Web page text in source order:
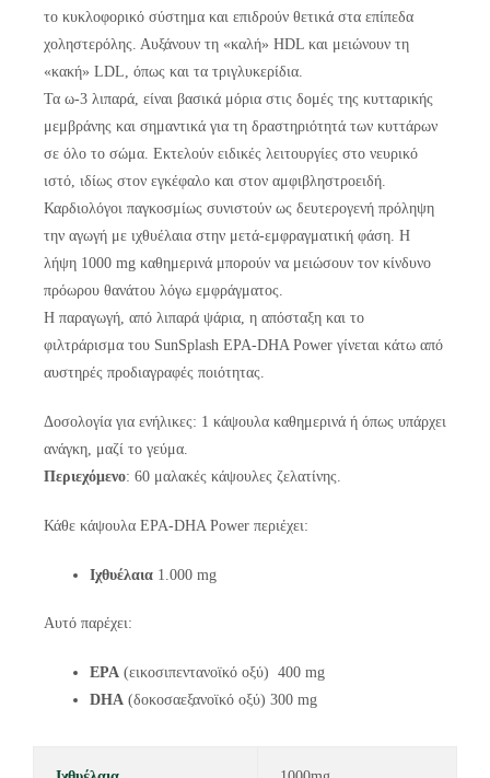
το κυκλοφορικό σύστημα και επιδρούν θετικά στα επίπεδα
χοληστερόλης. Αυξάνουν τη «καλή» HDL και μειώνουν τη
«κακή» LDL, όπως και τα τριγλυκερίδια.
Τα ω-3 λιπαρά, είναι βασικά μόρια στις δομές της κυτταρικής
μεμβράνης και σημαντικά για τη δραστηριότητά των κυττάρων
σε όλο το σώμα. Εκτελούν ειδικές λειτουργίες στο νευρικό
ιστό, ιδίως στον εγκέφαλο και στον αμφιβληστροειδή.
Καρδιολόγοι παγκοσμίως συνιστούν ως δευτερογενή πρόληψη
την αγωγή με ιχθυέλαια στην μετά-εμφραγματική φάση. Η
λήψη 1000 mg καθημερινά μπορούν να μειώσουν τον κίνδυνο
πρόωρου θανάτου λόγω εμφράγματος.
Η παραγωγή, από λιπαρά ψάρια, η απόσταξη και το
φιλτράρισμα του SunSplash EPA-DHA Power γίνεται κάτω από
αυστηρές προδιαγραφές ποιότητας.
Δοσολογία για ενήλικες: 1 κάψουλα καθημερινά ή όπως υπάρχει
ανάγκη, μαζί το γεύμα.
Περιεχόμενο: 60 μαλακές κάψουλες ζελατίνης.
Κάθε κάψουλα EPA-DHA Power περιέχει:
Ιχθυέλαια 1.000 mg
Αυτό παρέχει:
EPA (εικοσιπεντανοϊκό οξύ) 400 mg
DHA (δοκοσαεξανοϊκό οξύ) 300 mg